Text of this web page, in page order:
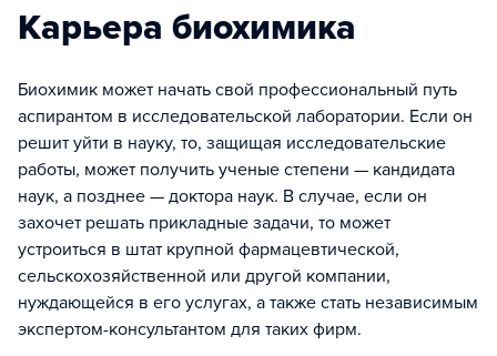
Карьера биохимика
Биохимик может начать свой профессиональный путь
аспирантом в исследовательской лаборатории. Если он
решит уйти в науку, то, защищая исследовательские
работы, может получить ученые степени — кандидата
наук, а позднее — доктора наук. В случае, если он
захочет решать прикладные задачи, то может
устроиться в штат крупной фармацевтической,
сельскохозяйственной или другой компании,
нуждающейся в его услугах, а также стать независимым
экспертом-консультантом для таких фирм.